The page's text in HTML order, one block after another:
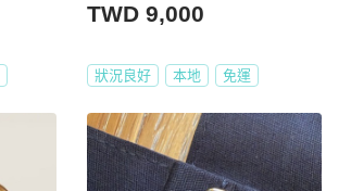
TWD 9,000
狀況良好 本地 免運